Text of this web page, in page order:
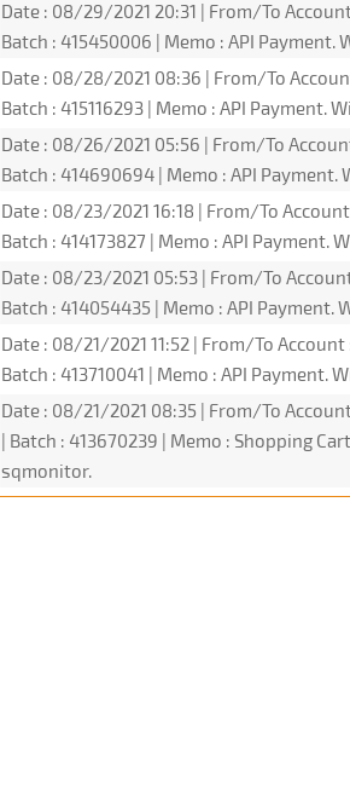
Date : 08/29/2021 20:31 | From/To
Batch : 415450006 | Memo : API
Date : 08/28/2021 08:36 | From/To
Batch : 415116293 | Memo : API Payment.
Date : 08/26/2021 05:56 | From/To
Batch : 414690694 | Memo : API
Date : 08/23/2021 16:18 | From/To
Batch : 414173827 | Memo : API Payment.
Date : 08/23/2021 05:53 | From/To
Batch : 414054435 | Memo : API
Date : 08/21/2021 11:52 | From/To
Batch : 413710041 | Memo : API Payment.
Date : 08/21/2021 08:35 | From/To
| Batch : 413670239 | Memo : Shopping
sqmonitor.